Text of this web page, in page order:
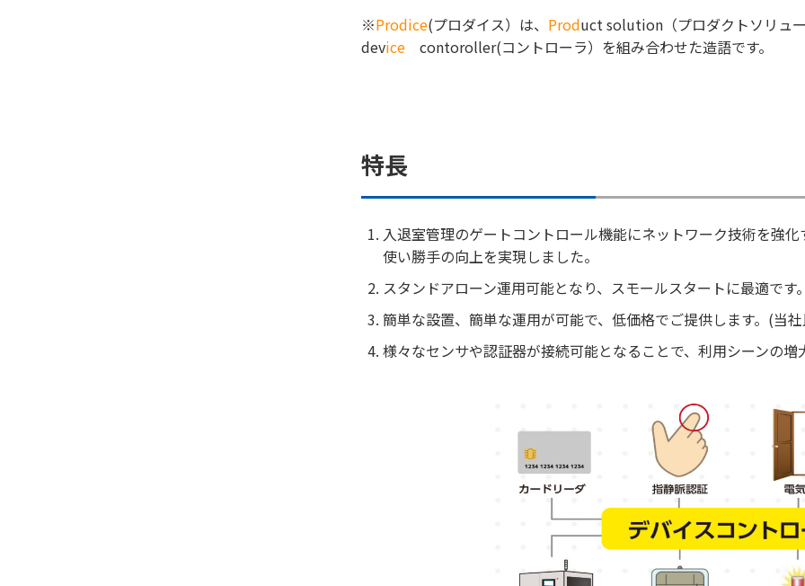
※Prodice(プロダイス）は、 Product solution（プロダクトソリュ
device contoroller(コントローラ）を組み合わせた造語です。
特長
入退室管理のゲートコントロール機能にネットワーク技術を強化
使い勝手の向上を実現しました。
スタンドアローン運用可能となり、スモールスタートに最適です。
簡単な設置、簡単な運用が可能で、低価格でご提供します。(当
様々なセンサや認証器が接続可能となることで、利用シーンの増